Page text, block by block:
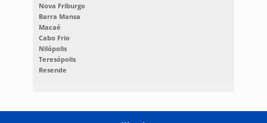
Nova Friburgo
Barra Mansa
Macaé
Cabo Frio
Nilópolis
Teresópolis
Resende